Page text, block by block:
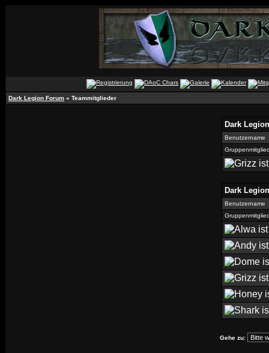
Dark Legion Forum » Teammitglieder
Dark
Benutzername
Dark
Benutzername
Gehe zu: